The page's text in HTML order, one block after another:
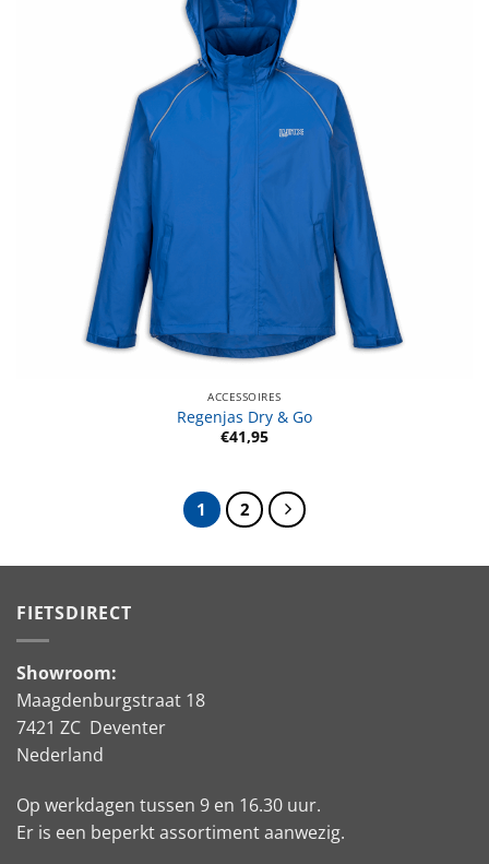
ACCESSOIRES
Regenjas Dry & Go
€41,95
1 2
FIETSDIRECT
Showroom:
Maagdenburgstraat 18
7421 ZC Deventer
Nederland
Op werkdagen tussen 9 en 16.30 uur.
Er is een beperkt assortiment aanwezig.